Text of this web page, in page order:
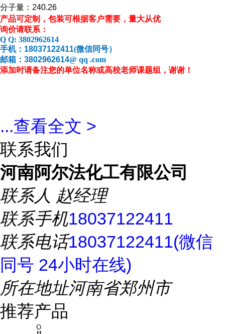
分子量：240.26
产品可定制，包装可根据客户需要，量大从优
询价请联系：
Q Q: 3802962614
手机： 18037122411(微信同号）
邮箱： 3802962614@ qq .com
添加时请备注您的单位名称或高校老师课题组，谢谢！
...查看全文 >
联系我们
河南阿尔法化工有限公司
联系人 赵经理
联系手机18037122411
联系电话18037122411(微信
同号 24小时在线)
所在地址河南省郑州市
推荐产品